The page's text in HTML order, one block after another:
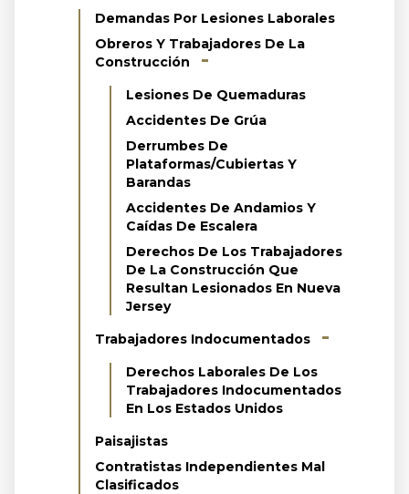
Demandas Por Lesiones Laborales
Obreros Y Trabajadores De La
Construcción
Lesiones De Quemaduras
Accidentes De Grúa
Derrumbes De
Plataformas/cubiertas Y
Barandas
Accidentes De Andamios Y
Caídas De Escalera
Derechos De Los Trabajadores
De La Construcción Que
Resultan Lesionados En Nueva
Jersey
Trabajadores Indocumentados
Derechos Laborales De Los
Trabajadores Indocumentados
En Los Estados Unidos
Paisajistas
Contratistas Independientes Mal
Clasificados